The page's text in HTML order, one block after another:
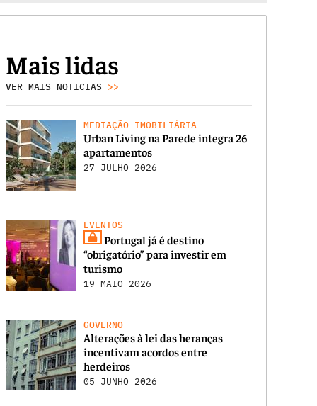
Mais lidas
VER MAIS NOTICIAS >>
MEDIAÇÃO IMOBILIÁRIA
Urban Living na Parede integra 26
apartamentos
27 JULHO 2026
EVENTOS
Portugal já é destino
“obrigatório” para investir em
turismo
19 MAIO 2026
GOVERNO
Alterações à lei das heranças
incentivam acordos entre
herdeiros
05 JUNHO 2026